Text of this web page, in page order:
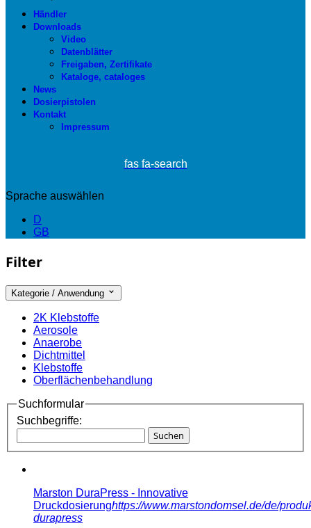
Händler
Downloads
Video
Datenblätter
Freigaben, Zertifikate
Kataloge, cataloges
News
Dosierpistolen
Kontakt
Impressum
fas fa-search
Sprache auswählen
D
GB
Filter
Kategorie / Anwendung
2K Klebstoffe
Aerosole
Anaerobe
Dichtmittel
Klebstoffe
Oberflächenbehandlung
Suchformular
Suchbegriffe:
Suchen
Marston DuraPress - Innovative
Druckdosierunghttps://www.marstondomsel.de/de/
durapress